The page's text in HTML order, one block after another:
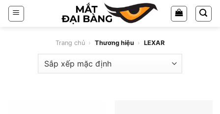
Chuyển
đến
Trang chủ › Thương hiệu › LEXAR